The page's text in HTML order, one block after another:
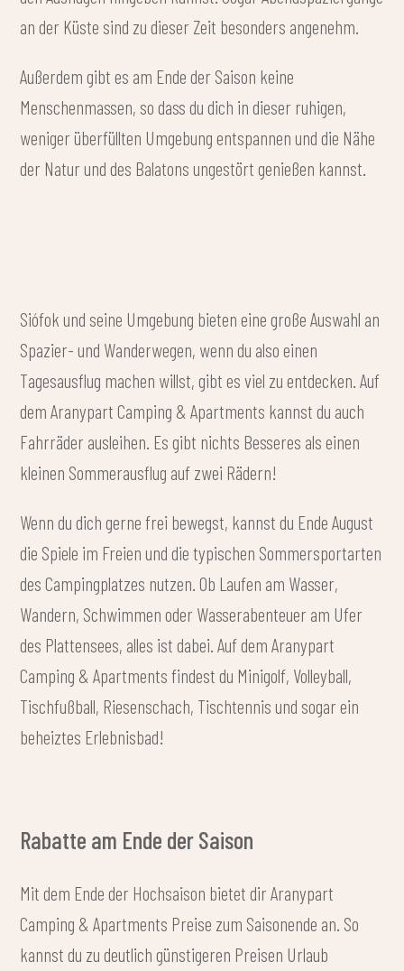
an der Küste sind zu dieser Zeit besonders angenehm.
Außerdem gibt es am Ende der Saison keine
Menschenmassen, so dass du dich in dieser ruhigen,
weniger überfüllten Umgebung entspannen und die Nähe
der Natur und des Balatons ungestört genießen kannst.
Siófok und seine Umgebung bieten eine große Auswahl an
Spazier- und Wanderwegen, wenn du also einen
Tagesausflug machen willst, gibt es viel zu entdecken. Auf
dem Aranypart Camping & Apartments kannst du auch
Fahrräder ausleihen. Es gibt nichts Besseres als einen
kleinen Sommerausflug auf zwei Rädern!
Wenn du dich gerne frei bewegst, kannst du Ende August
die Spiele im Freien und die typischen Sommersportarten
des Campingplatzes nutzen. Ob Laufen am Wasser,
Wandern, Schwimmen oder Wasserabenteuer am Ufer
des Plattensees, alles ist dabei. Auf dem Aranypart
Camping & Apartments findest du Minigolf, Volleyball,
Tischfußball, Riesenschach, Tischtennis und sogar ein
beheiztes Erlebnisbad!
Rabatte am Ende der Saison
Mit dem Ende der Hochsaison bietet dir Aranypart
Camping & Apartments Preise zum Saisonende an. So
kannst du zu deutlich günstigeren Preisen Urlaub